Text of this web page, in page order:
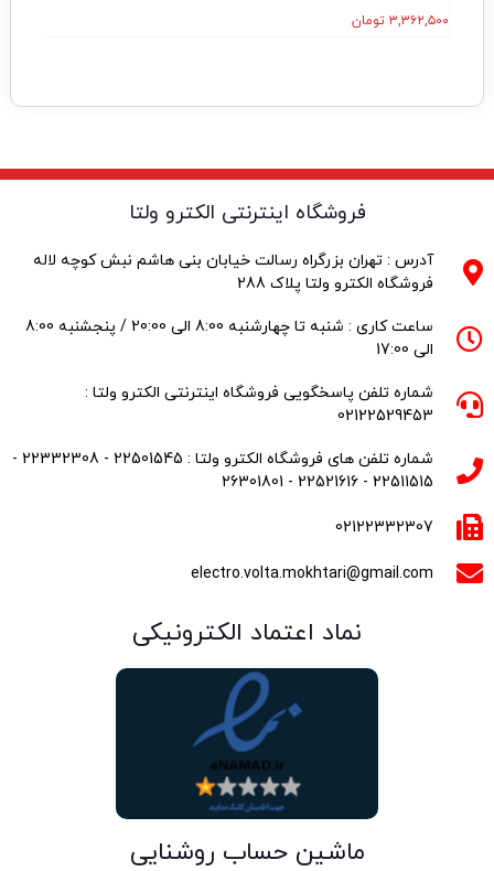
۳,۳۶۲,۵۰۰ تومان
فروشگاه اینترنتی الکترو ولتا
آدرس : تهران بزرگراه رسالت خیابان بنی هاشم نبش کوچه لاله
فروشگاه الکترو ولتا پلاک 288
ساعت کاری : شنبه تا چهارشنبه 8:00 الی 20:00 / پنجشنبه 8:00
الی 17:00
شماره تلفن پاسخگویی فروشگاه اینترنتی الکترو ولتا :
02122529453
شماره تلفن های فروشگاه الکترو ولتا : 22501545 - 22332308 -
22511515 - 22521616 - 26301801
02122332307
electro.volta.mokhtari@gmail.com
نماد اعتماد الکترونیکی
ماشین حساب روشنایی